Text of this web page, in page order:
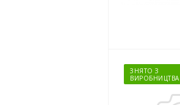
ЗНЯТО З
ВИРОБНИЦТВА